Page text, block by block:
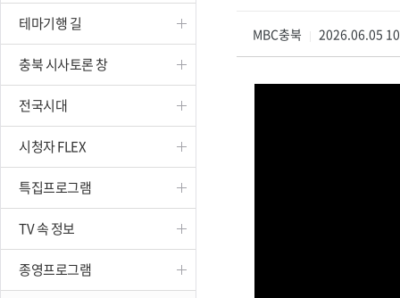
옥천
종영프로그램
테마기행 길
충북 시사토론 창
전국시대
시청자 FLEX
특집프로그램
TV 속 정보
종영프로그램
MBC충북 2026.06.05